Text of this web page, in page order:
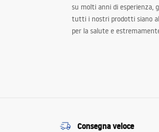
su molti anni di esperienza,
tutti i nostri prodotti siano
per la salute e
Consegna veloce